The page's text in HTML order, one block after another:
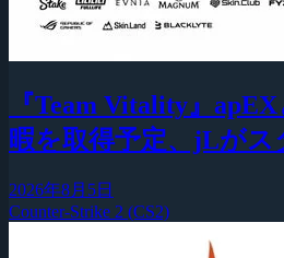
『Team Vitality』
暇を取得予定、jLがス
2026年8月5日
Counter-Strike 2 (CS2)